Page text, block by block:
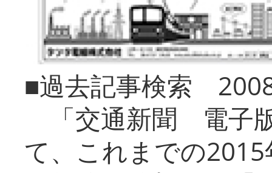
■過去記事検索
「交通新聞 電子
て、これまでの